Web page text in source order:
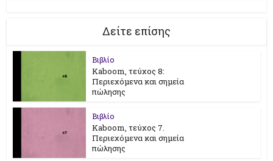
Δείτε επίσης
Βιβλίο
Kaboom, τεύχος 8:
Περιεχόμενα και σημεία
πώλησης
Βιβλίο
Kaboom, τεύχος 7.
Περιεχόμενα και σημεία
πώλησης